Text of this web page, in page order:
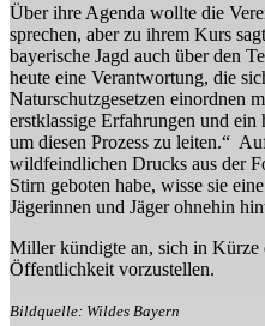
Über ihre Agenda wollte die
sprechen, aber zu ihrem Kurs
bayerische Jagd auch über den
heute eine Verantwortung, die
Naturschutzgesetzen einordnen
erstklassige Erfahrungen und
um diesen Prozess zu leiten.“
wildfeindlichen Drucks aus der
Stirn geboten habe, wisse sie
Jägerinnen und Jäger ohnehin
Miller kündigte an, sich in Kürze
Öffentlichkeit vorzustellen.
Bildquelle: Wildes Bayern